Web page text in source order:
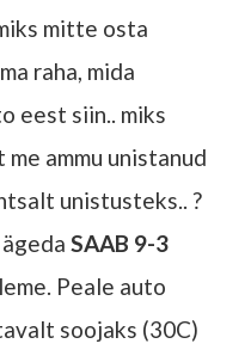
mitte osta
raha, mida
eest siin.. miks
ammu unistanud
unistusteks.. ?
SAAB 9-3
Peale auto
soojaks (30C)